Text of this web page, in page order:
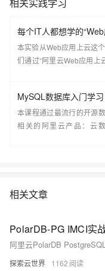
每个IT人都想学的
本实验从Web应用上云这
们通过“阿里云Web应用上
MySQL数据库入门学习
本课程通过最流行的开源
相关的阿里云产品：云
RDS（Relational
相关文章
探索云世界 1162